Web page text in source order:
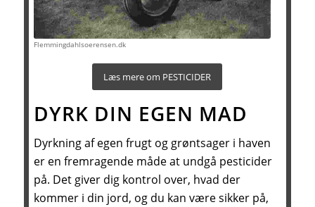
Flemmingdahlsoerensen.dk
Læs mere om PESTICIDER
DYRK DIN EGEN MAD
Dyrkning af egen frugt og grøntsager i haven
er en fremragende måde at undgå pesticider
på. Det giver dig kontrol over, hvad der
kommer i din jord, og du kan være sikker på,